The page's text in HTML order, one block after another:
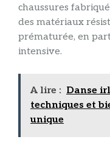
chaussures
des matériaux
prématurée, en
intensive.
A lire : Danse
techniques et
unique